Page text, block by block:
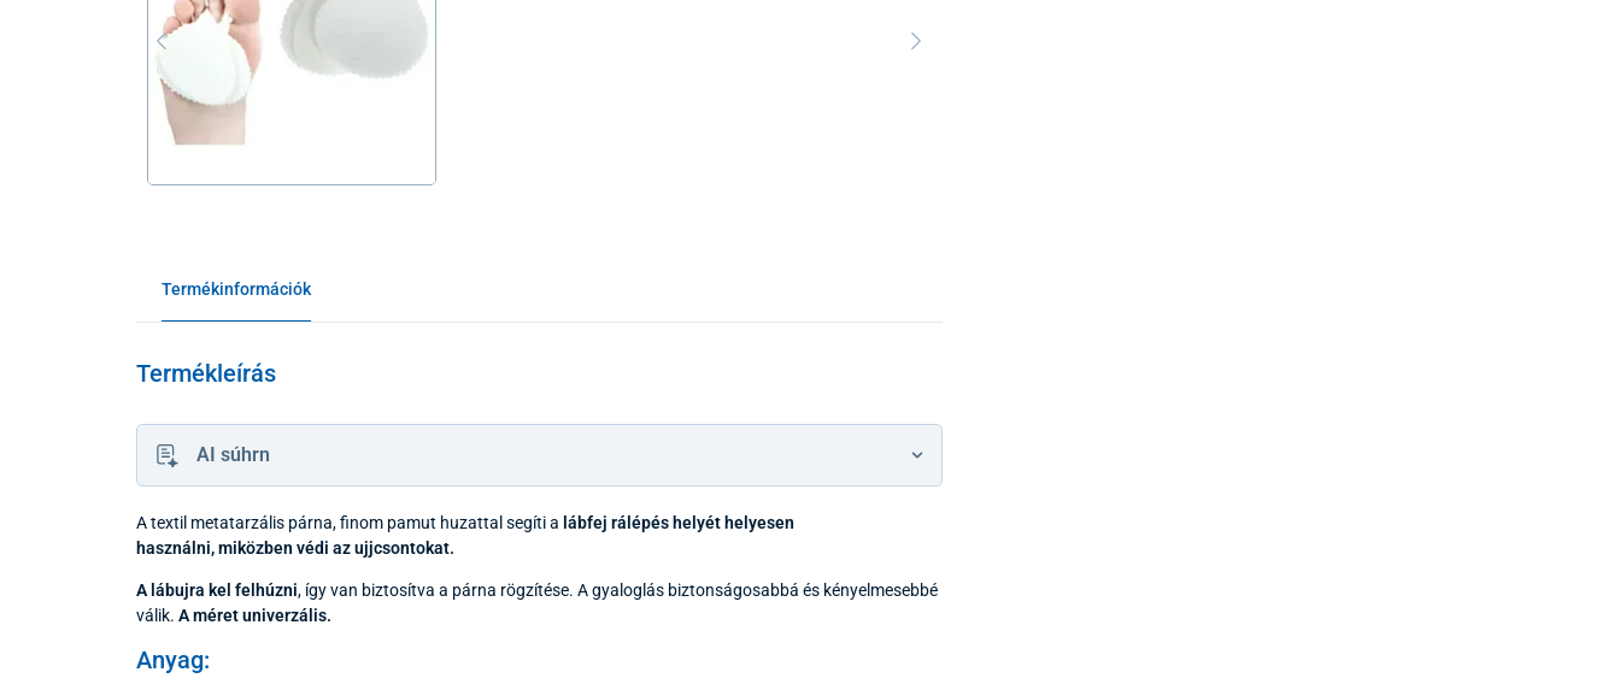
Termékinformációk
Termékleírás
AI súhrn
A textil metatarzális párna, finom pamut huzattal segíti a lábfej rálépés helyét helyesen
használni, miközben védi az ujjcsontokat.
A lábujra kel felhúzni, így van biztosítva a párna rögzítése. A gyaloglás biztonságosabbá és kényelmesebbé
válik. A méret univerzális.
Anyag: